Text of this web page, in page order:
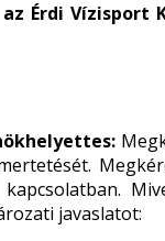
Érdi Vízisport
javaslatot: